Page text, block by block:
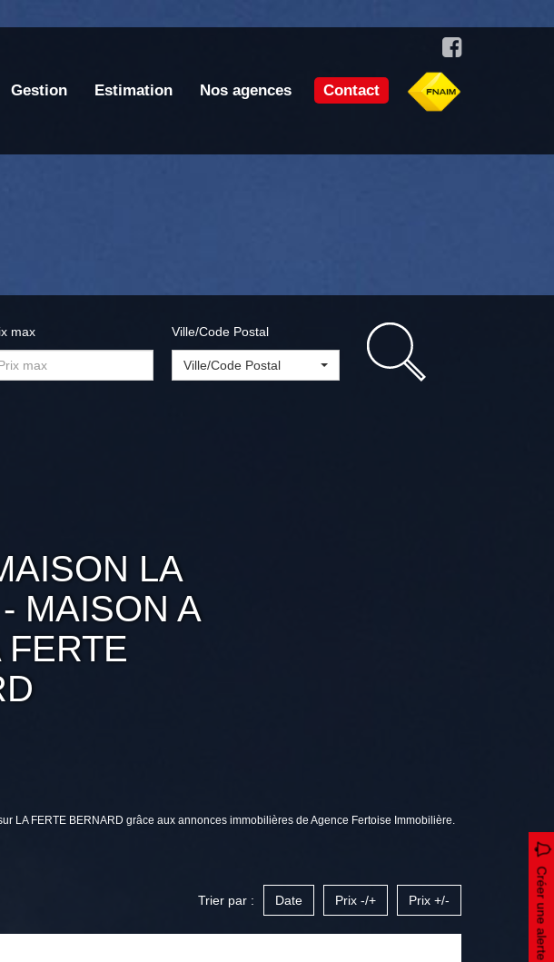
Gestion Estimation Nos agences Contact
max Ville/Code Postal
Ville/Code Postal
LA
MAISON A
LA FERTE BERNARD grâce aux annonces immobilières de Agence Fertoise Immobilière.
Créer une alerte
Trier par : Date Prix -/+ Prix +/-